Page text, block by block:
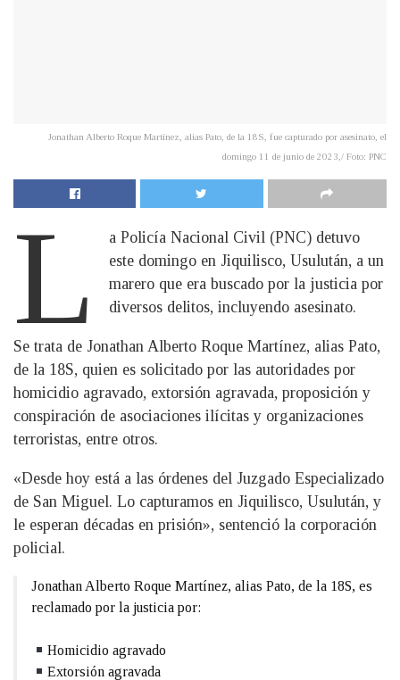
Jonathan Alberto Roque Martínez, alias Pato, de la 18S, fue capturado por asesinato, el
domingo 11 de junio de 2023,/ Foto: PNC
L
a Policía Nacional Civil (PNC) detuvo
este domingo en Jiquilisco, Usulután, a un
marero que era buscado por la justicia por
diversos delitos, incluyendo asesinato.
Se trata de Jonathan Alberto Roque Martínez, alias Pato,
de la 18S, quien es solicitado por las autoridades por
homicidio agravado, extorsión agravada, proposición y
conspiración de asociaciones ilícitas y organizaciones
terroristas, entre otros.
«Desde hoy está a las órdenes del Juzgado Especializado
de San Miguel. Lo capturamos en Jiquilisco, Usulután, y
le esperan décadas en prisión», sentenció la corporación
policial.
Jonathan Alberto Roque Martínez, alias Pato, de la 18S, es
reclamado por la justicia por:
Homicidio agravado
Extorsión agravada